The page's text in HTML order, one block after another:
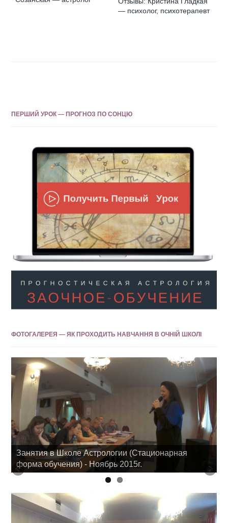
— психолог, психотерапевт
ПЕРШИЙ УРОК — ПРОГНОЗ ПО СОНЦЮ
ФОТОГАЛЕРЕЯ — ЯК ПРОХОДИТЬ НАВЧАННЯ В ОЧНІЙ ШКОЛІ
Занятия в Школе Астрологии (Стационарная
форма обучения) - Ноябрь 2015г.